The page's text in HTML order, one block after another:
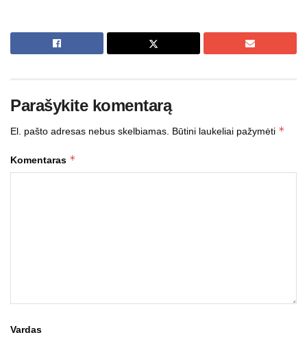
Parašykite komentarą
El. pašto adresas nebus skelbiamas. Būtini laukeliai pažymėti *
Komentaras *
Vardas